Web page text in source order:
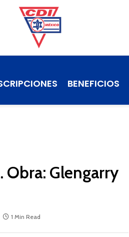
BENEFICIOS
Obra: Glengarry
1 Min Read